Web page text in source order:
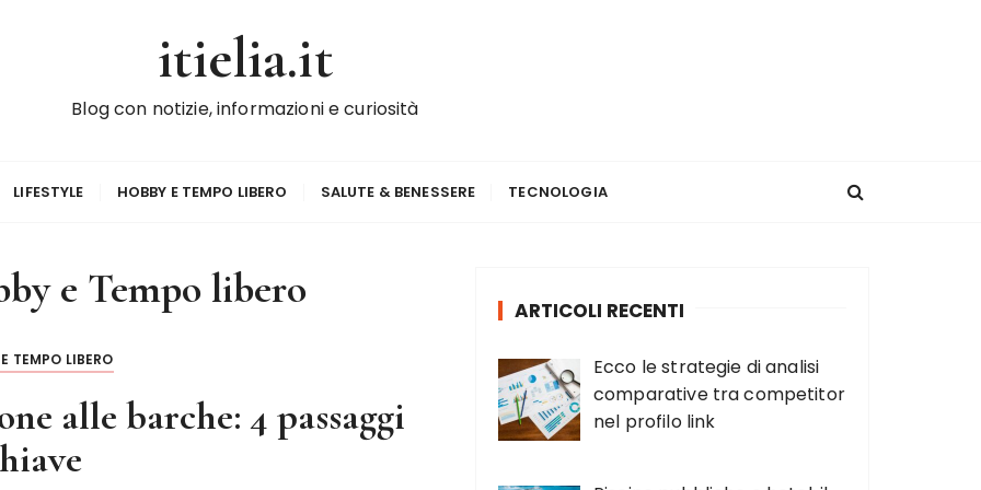
itielia.it
Blog con notizie, informazioni e curiosità
LIFESTYLE HOBBY E TEMPO LIBERO SALUTE & BENESSERE TECNOLOGIA
e Tempo libero
TEMPO LIBERO
alle barche: 4 passaggi
ARTICOLI RECENTI
Ecco le strategie di analisi
comparative tra competitor
nel profilo link